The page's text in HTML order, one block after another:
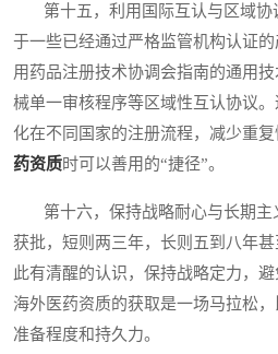
第十五，利用国际互认与区域协
于一些已经通过严格监管机构认证
用药品注册技术协调会指南的通用
械单一审核程序等区域性互认协议
化在不同国家的注册流程，减少重
药资质时可以善用的“捷径”。
第十六，保持战略耐心与长期主
获批，短则两三年，长则五到八年
此有清醒的认识，保持战略定力，避
海外医药资质的获取是一场马拉松，
准备程度和持久力。